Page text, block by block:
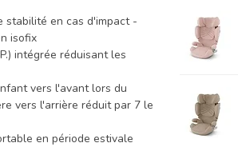
stabilité en cas d'impact -
isofix
intégrée réduisant les
vers l'avant lors du
vers l'arrière réduit par 7 le
en période estivale